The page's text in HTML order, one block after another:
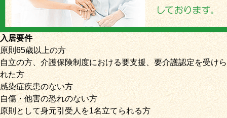
入居要件
原則65歳以上の方
自立の方、介護保険制度における要支援、要介護認定を受けら
れた方
感染症疾患のない方
自傷・他害の恐れのない方
原則として身元引受人を1名立てられる方